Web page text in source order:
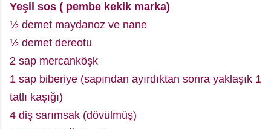
Yeşil sos ( pembe kekik marka)
½ demet maydanoz ve nane
½ demet dereotu
2 sap mercanköşk
1 sap biberiye (sapından ayırdıktan sonra yaklaşık 1
tatlı kaşığı)
4 diş sarımsak (dövülmüş)